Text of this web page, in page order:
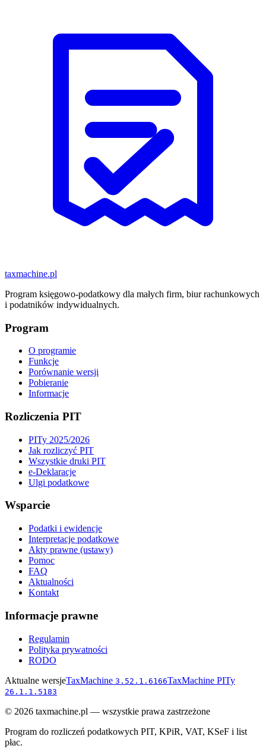
taxmachine.pl
Program księgowo-podatkowy dla małych firm, biur rachunkowych
i podatników indywidualnych.
Program
O programie
Funkcje
Porównanie wersji
Pobieranie
Informacje
Rozliczenia PIT
PITy 2025/2026
Jak rozliczyć PIT
Wszystkie druki PIT
e-Deklaracje
Ulgi podatkowe
Wsparcie
Podatki i ewidencje
Interpretacje podatkowe
Akty prawne (ustawy)
Pomoc
FAQ
Aktualności
Kontakt
Informacje prawne
Regulamin
Polityka prywatności
RODO
Aktualne wersjeTaxMachine 3.52.1.6166TaxMachine PITy
26.1.1.5183
© 2026 taxmachine.pl — wszystkie prawa zastrzeżone
Program do rozliczeń podatkowych PIT, KPiR, VAT, KSeF i list
płac.